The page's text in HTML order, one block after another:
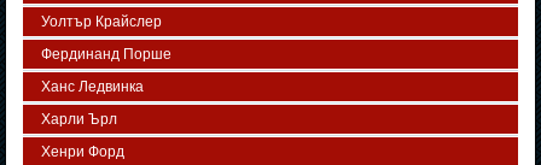
Уолтър Крайслер
Фердинанд Порше
Ханс Ледвинка
Харли Ърл
Хенри Форд